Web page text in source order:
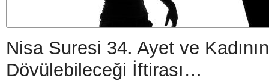
Nisa Suresi 34. Ayet ve Kadının
Dövülebileceği İftirası…